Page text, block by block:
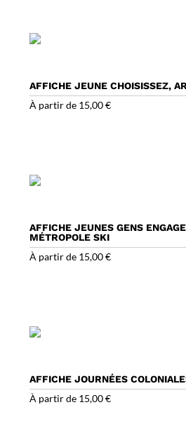
AFFICHE JEUNE CHOISISSEZ,
À partir de 15,00€
AFFICHE JEUNES GENS
MÉTROPOLE SKI
À partir de 15,00€
AFFICHE JOURNÉES
À partir de 15,00€